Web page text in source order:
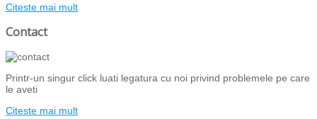
Citeste mai mult
Contact
Printr-un singur click luati legatura cu noi privind problemele pe care
le aveti
Citeste mai mult